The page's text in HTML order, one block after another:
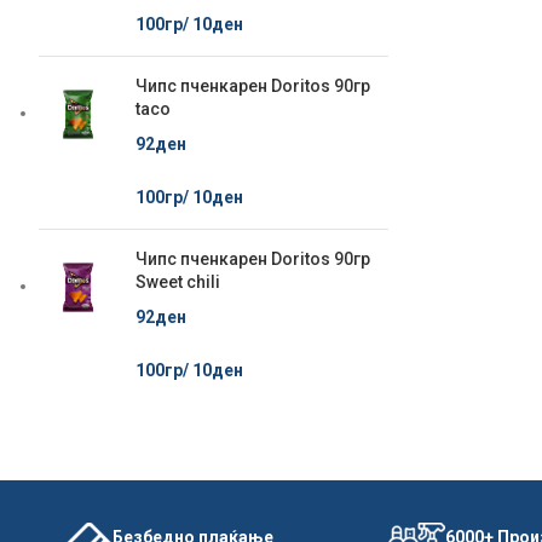
100гр/ 10ден
Чипс пченкарен Doritos 90гр
taco
92ден
100гр/ 10ден
Чипс пченкарен Doritos 90гр
Sweet chili
92ден
100гр/ 10ден
Безбедно плаќање 6000+